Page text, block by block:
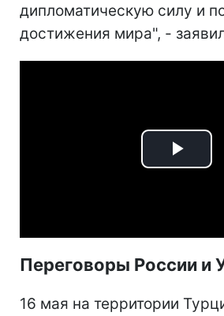
дипломатическую силу и
достижения мира", -
Play
Переговоры России и
16 мая на территории